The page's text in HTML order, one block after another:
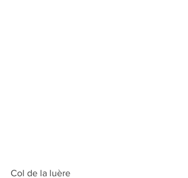
Col de la luère